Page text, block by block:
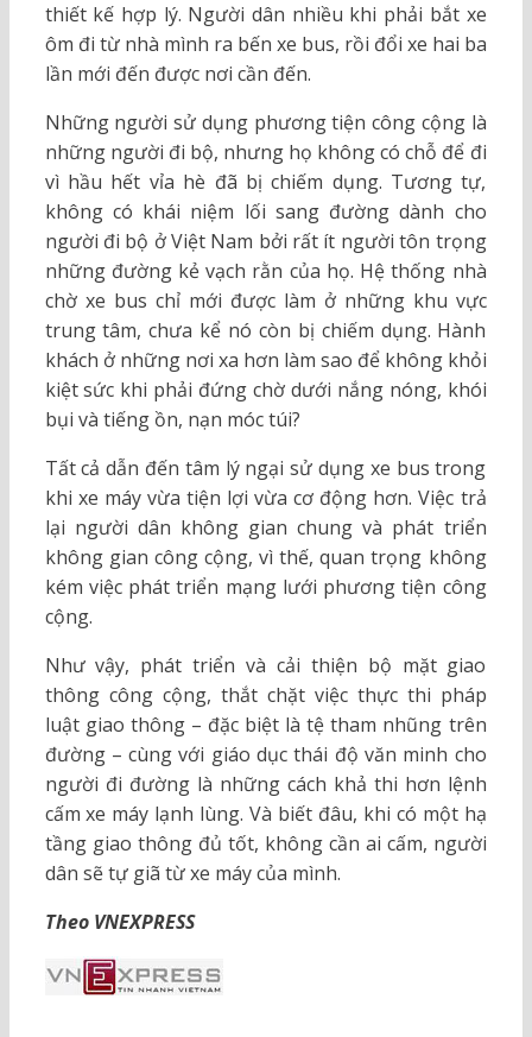
thiết kế hợp lý. Người dân nhiều khi phải bắt xe
ôm đi từ nhà mình ra bến xe bus, rồi đổi xe hai ba
lần mới đến được nơi cần đến.
Những người sử dụng phương tiện công cộng là
những người đi bộ, nhưng họ không có chỗ để đi
vì hầu hết vỉa hè đã bị chiếm dụng. Tương tự,
không có khái niệm lối sang đường dành cho
người đi bộ ở Việt Nam bởi rất ít người tôn trọng
những đường kẻ vạch rằn của họ. Hệ thống nhà
chờ xe bus chỉ mới được làm ở những khu vực
trung tâm, chưa kể nó còn bị chiếm dụng. Hành
khách ở những nơi xa hơn làm sao để không khỏi
kiệt sức khi phải đứng chờ dưới nắng nóng, khói
bụi và tiếng ồn, nạn móc túi?
Tất cả dẫn đến tâm lý ngại sử dụng xe bus trong
khi xe máy vừa tiện lợi vừa cơ động hơn. Việc trả
lại người dân không gian chung và phát triển
không gian công cộng, vì thế, quan trọng không
kém việc phát triển mạng lưới phương tiện công
cộng.
Như vậy, phát triển và cải thiện bộ mặt giao
thông công cộng, thắt chặt việc thực thi pháp
luật giao thông – đặc biệt là tệ tham nhũng trên
đường – cùng với giáo dục thái độ văn minh cho
người đi đường là những cách khả thi hơn lệnh
cấm xe máy lạnh lùng. Và biết đâu, khi có một hạ
tầng giao thông đủ tốt, không cần ai cấm, người
dân sẽ tự giã từ xe máy của mình.
Theo VNEXPRESS